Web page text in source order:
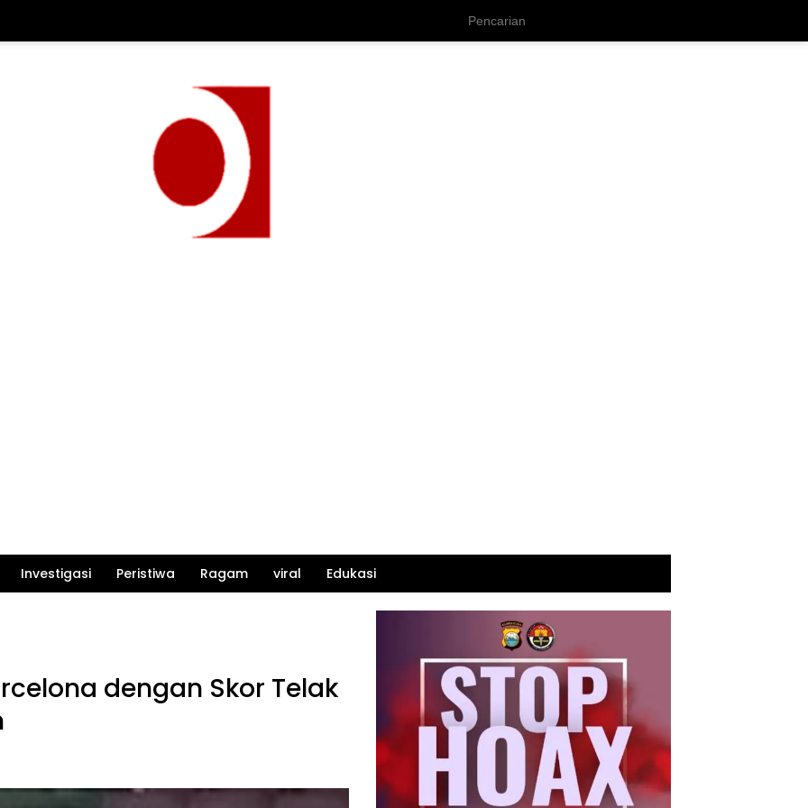
Investigasi Peristiwa Ragam viral Edukasi
dengan Skor Telak